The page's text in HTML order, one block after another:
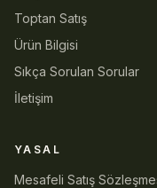
Toptan Satış
Ürün Bilgisi
Sıkça Sorulan Sorular
İletişim
YASAL
Mesafeli Satış